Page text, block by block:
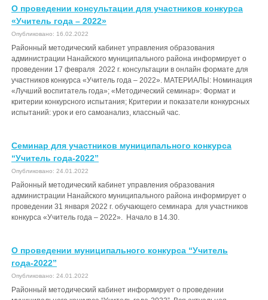
О проведении консультации для участников конкурса
«Учитель года – 2022»
Опубликовано: 16.02.2022
Районный методический кабинет управления образования
администрации Нанайского муниципального района информирует о
проведении 17 февраля 2022 г. консультации в онлайн формате для
участников конкурса «Учитель года – 2022». МАТЕРИАЛЫ: Номинация
«Лучший воспитатель года»; «Методический семинар»: Формат и
критерии конкурсного испытания; Критерии и показатели конкурсных
испытаний: урок и его самоанализ, классный час.
Семинар для участников муниципального конкурса
“Учитель года-2022”
Опубликовано: 24.01.2022
Районный методический кабинет управления образования
администрации Нанайского муниципального района информирует о
проведении 31 января 2022 г. обучающего семинара для участников
конкурса «Учитель года – 2022». Начало в 14.30.
О проведении муниципального конкурса “Учитель
года-2022”
Опубликовано: 24.01.2022
Районный методический кабинет информирует о проведении